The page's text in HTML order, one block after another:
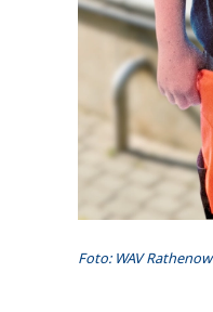
Foto: WAV Rathenow